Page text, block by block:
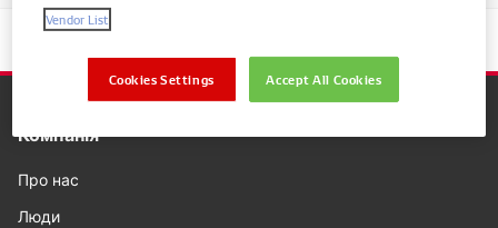
Компанія
Про нас
Люди
Vendor List
Accept All Cookies
Cookies Settings